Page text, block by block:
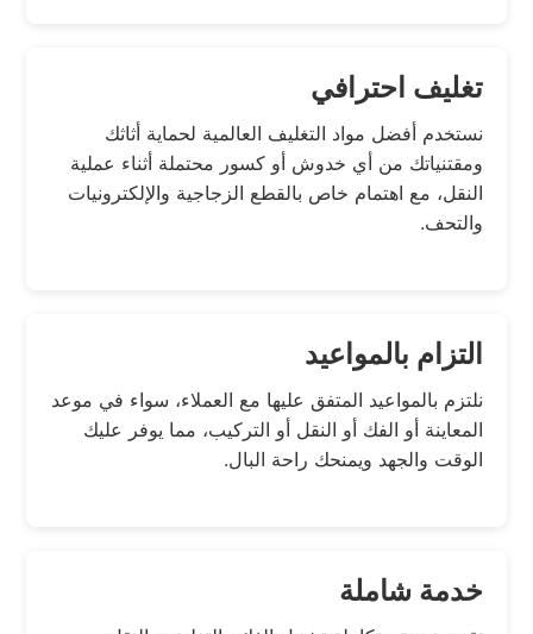
تغليف احترافي
نستخدم أفضل مواد التغليف العالمية لحماية أثاثك
ومقتنياتك من أي خدوش أو كسور محتملة أثناء عملية
النقل، مع اهتمام خاص بالقطع الزجاجية والإلكترونيات
والتحف.
التزام بالمواعيد
نلتزم بالمواعيد المتفق عليها مع العملاء، سواء في موعد
المعاينة أو الفك أو النقل أو التركيب، مما يوفر عليك
الوقت والجهد ويمنحك راحة البال.
خدمة شاملة